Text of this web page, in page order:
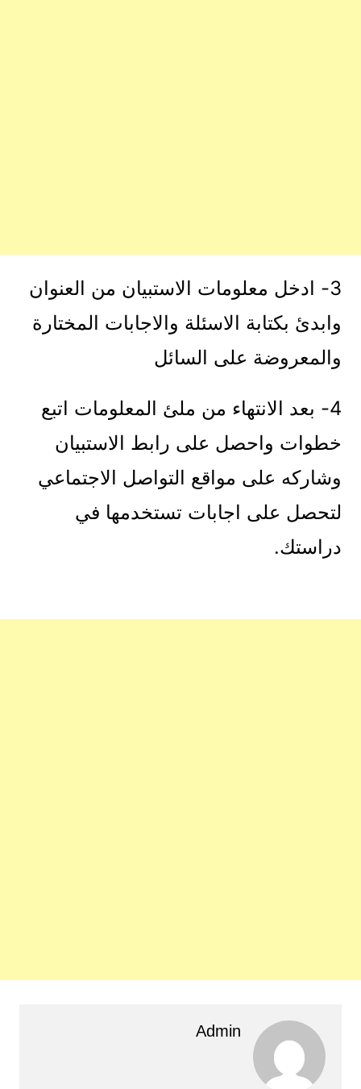
3- ادخل معلومات الاستبيان من العنوان
وابدئ بكتابة الاسئلة والاجابات المختارة
والمعروضة على السائل
4- بعد الانتهاء من ملئ المعلومات اتبع
خطوات واحصل على رابط الاستبيان
وشاركه على مواقع التواصل الاجتماعي
لتحصل على اجابات تستخدمها في
دراستك.
Admin